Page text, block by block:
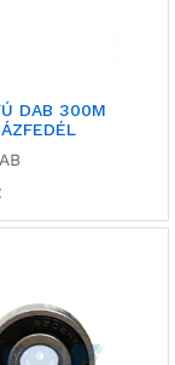
DAB 300M